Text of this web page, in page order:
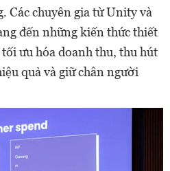
Các chuyên gia từ Unity và
đến những kiến thức thiết
ưu hóa doanh thu, thu hút
quả và giữ chân người